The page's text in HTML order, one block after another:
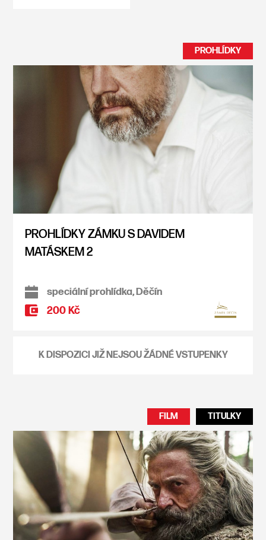
PROHLÍDKY
PROHLÍDKY ZÁMKU S DAVIDEM
MATÁSKEM 2
speciální prohlídka, Děčín
200 Kč
K DISPOZICI JIŽ NEJSOU ŽÁDNÉ VSTUPENKY
FILM TITULKY